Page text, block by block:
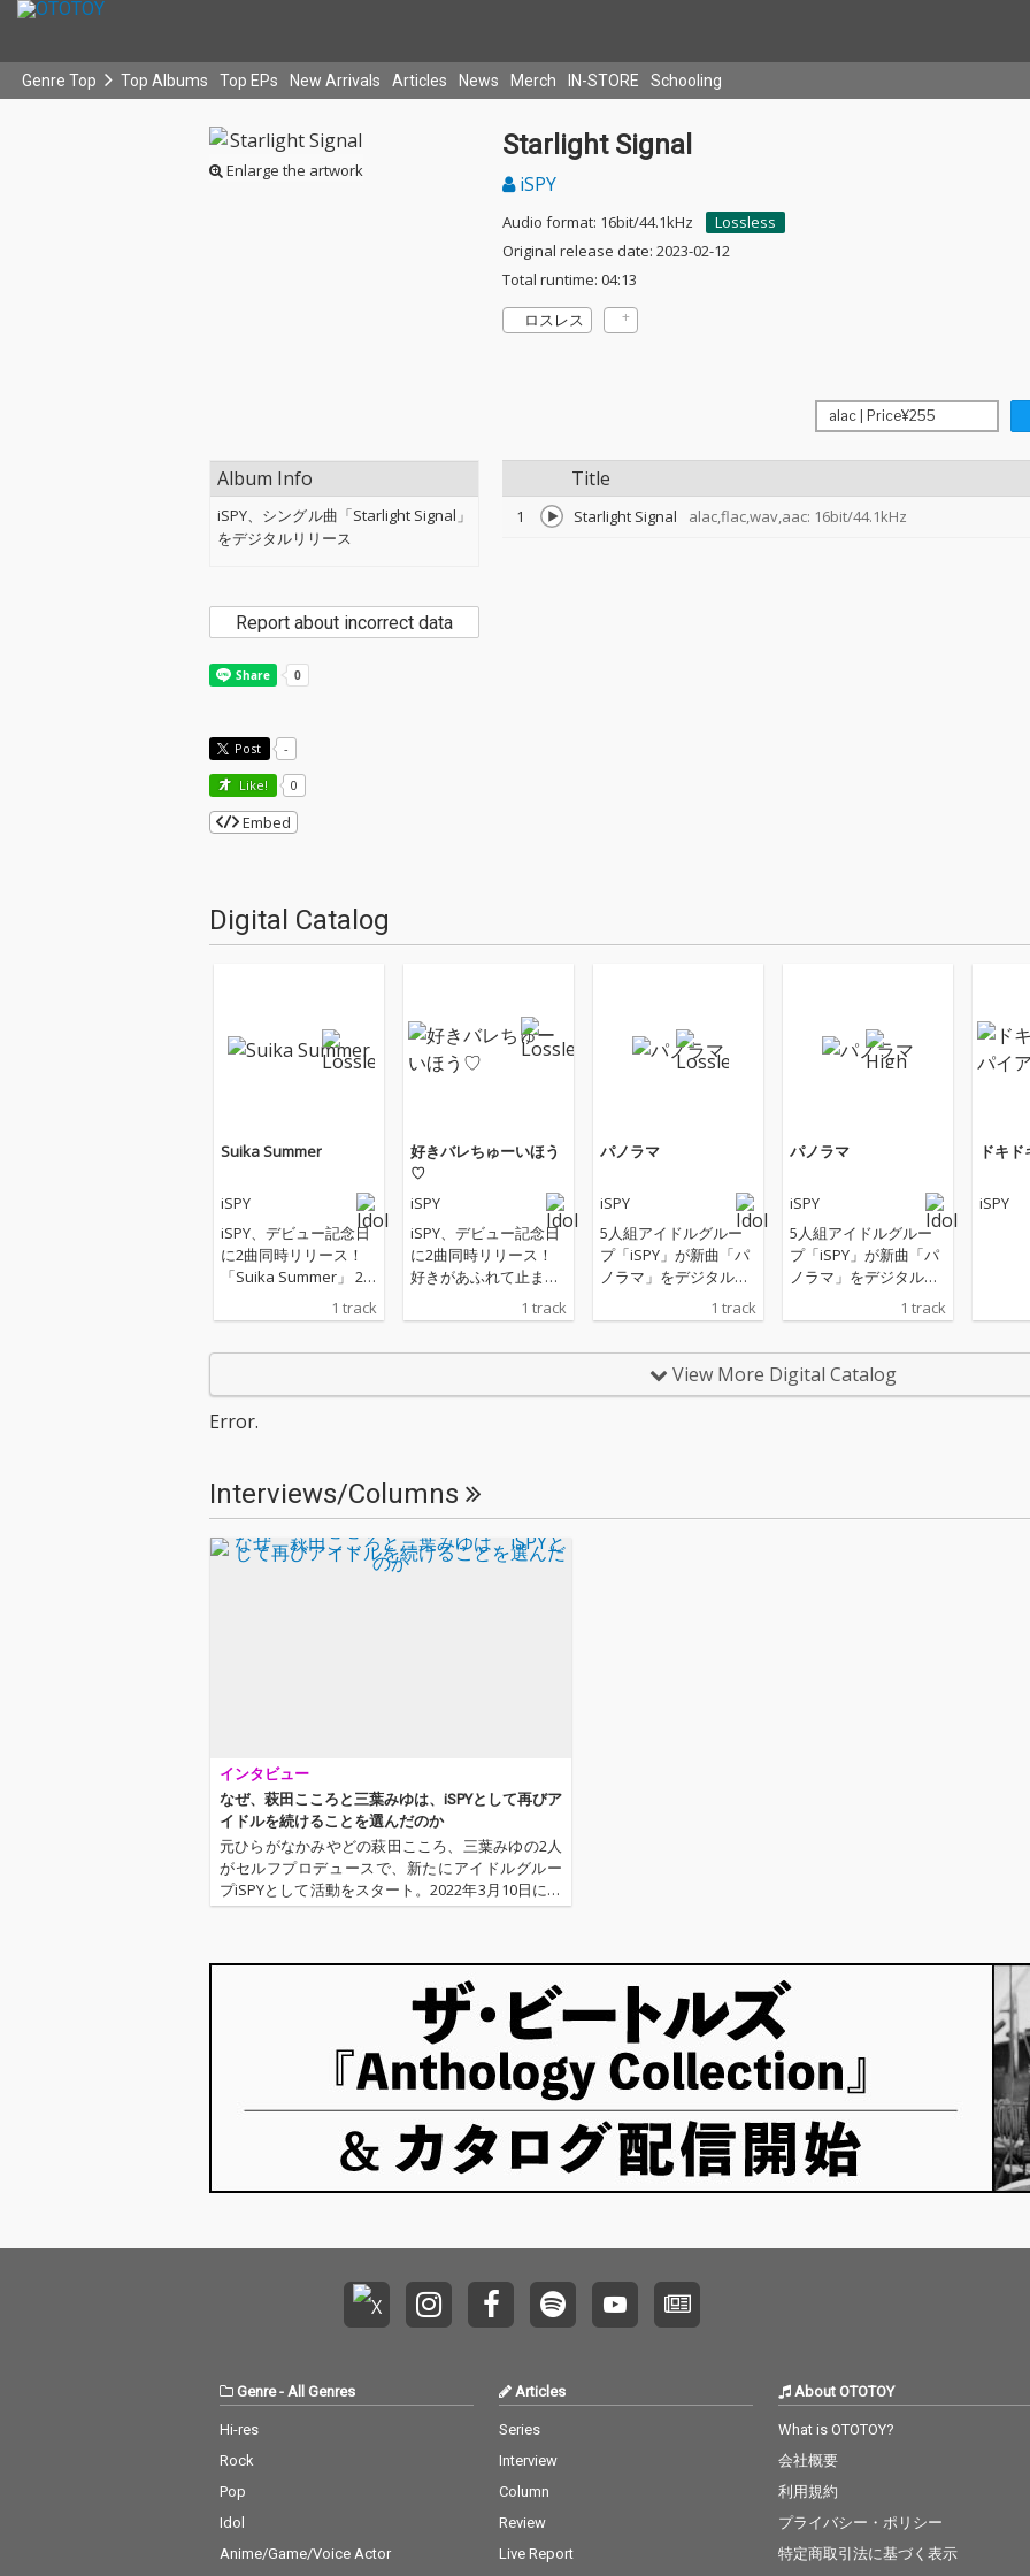
Genre Top Top Albums Top EPs New Arrivals Articles News Merch IN-STORE Schooling
Enlarge the artwork
Starlight Signal
iSPY
Audio format: 16bit/44.1kHz
Lossless
Original release date: 2023-02-12
Total runtime: 04:13
ロスレス
Title
1 Starlight Signal alac,flac,wav,aac: 16bit/44.1kHz
Album Info
iSPY、シングル曲「Starlight Signal」
をデジタルリリース
Report about incorrect data
Post -
Like! 0
Embed
Digital Catalog
Suika Summer
iSPY
iSPY、デビュー記念日
に2曲同時リリース！
「Suika Summer」 20
25年のiSPYのサマーソ
ング。弾ける太陽、駆
ぴり切ない“ひと夏の
びに、また君を思い出
す─。
1 track
好きバレちゅーいほう
♡
iSPY
iSPY、デビュー記念日
に2曲同時リリース！
好きがあふれて止まら
のに、隠せない♡そん
1 track
パノラマ
iSPY
5人組アイドルグルー
プ「iSPY」が新曲「パ
ノラマ」をデジタルリ
語で「見つけた！」と
ートに見立て、スパイ
のように盗んじゃう
1 track
パノラマ
iSPY
5人組アイドルグルー
プ「iSPY」が新曲「パ
ノラマ」をデジタルリ
語で「見つけた！」と
ートに見立て、スパイ
のように盗んじゃう
1 track
ドキ
iSPY
View More Digital Catalog
Error.
Interviews/Columns
インタビュー
なぜ、萩田こころと三葉みゆは、iSPYとして再びア
イドルを続けることを選んだのか
元ひらがなかみやどの萩田こころ、三葉みゆの2人
がセルフプロデュースで、新たにアイドルグルー
プiSPYとして活動をスタート。2022年3月10日に自
らオーディションで選んだメンバーと共に挑んだ
Genre- All Genres
Hi-res
Rock
Pop
Idol
Anime/Game/Voice Actor
Articles
Series
Interview
Column
Review
Live Report
About OTOTOY
What is OTOTOY?
会社概要
利用規約
プライバシー・ポリシー
特定商取引法に基づく表示